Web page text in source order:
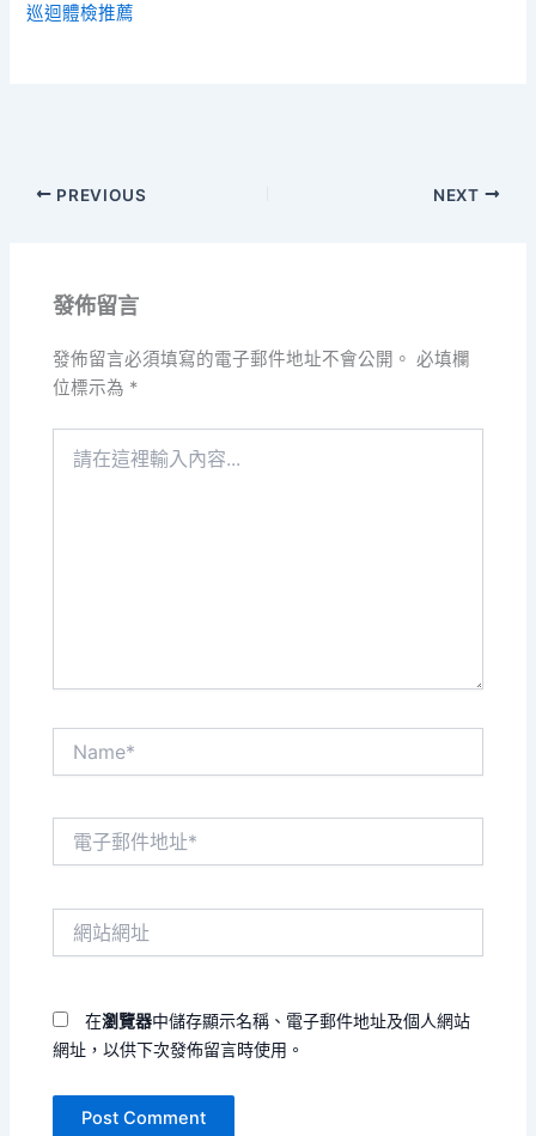
巡迴體檢推薦
PREVIOUS NEXT
發佈留言
發佈留言必須填寫的電子郵件地址不會公開。 必填欄
位標示為 *
在瀏覽器中儲存顯示名稱、電子郵件地址及個人網站
網址，以供下次發佈留言時使用。